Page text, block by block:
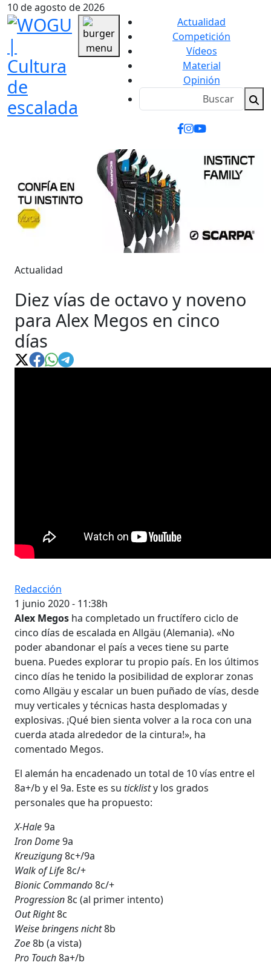
10 de agosto de 2026
Actualidad
Competición
Vídeos
Material
Opinión
Actualidad
Diez vías de octavo y noveno
para Alex Megos en cinco
días
Redacción
1 junio 2020 - 11:38h
Alex Megos ha completado un fructífero ciclo de
cinco días de escalada en Allgäu (Alemania). «No
poder abandonar el país a veces tiene su parte
buena. Puedes explorar tu propio país. En los últimos
cinco días he tenido la posibilidad de explorar zonas
como Allgäu y escalar un buen puñado de vías, desde
muy verticales y técnicas hasta desplomadas y
explosivas. ¡Qué bien sienta volver a la roca con una
cuerda atada alrededor de la cintura!», ha
comentado Megos.
El alemán ha encadenado un total de 10 vías entre el
8a+/b y el 9a. Este es su ticklisty los grados
personales que ha propuesto:
X-Hale9a
Iron Dome9a
Kreuzigung8c+/9a
Walk of Life8c/+
Bionic Commando8c/+
Progression8c (al primer intento)
Out Right8c
Weise bringens nicht8b
Zoe8b (a vista)
Pro Touch8a+/b